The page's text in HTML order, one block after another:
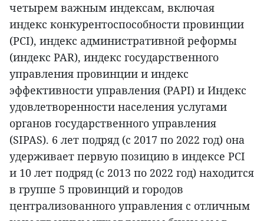
четырем важным индексам, включая
индекс конкурентоспособности провинции
(PCI), индекс административной реформы
(индекс PAR), индекс государственного
управления провинции и индекс
эффективности управления (PAPI) и Индекс
удовлетворенности населения услугами
органов государственного управления
(SIPAS). 6 лет подряд (с 2017 по 2022 год) она
удерживает первую позицию в индексе PCI
и 10 лет подряд (с 2013 по 2022 год) находится
в группе 5 провинций и городов
централизованного управления с отличным